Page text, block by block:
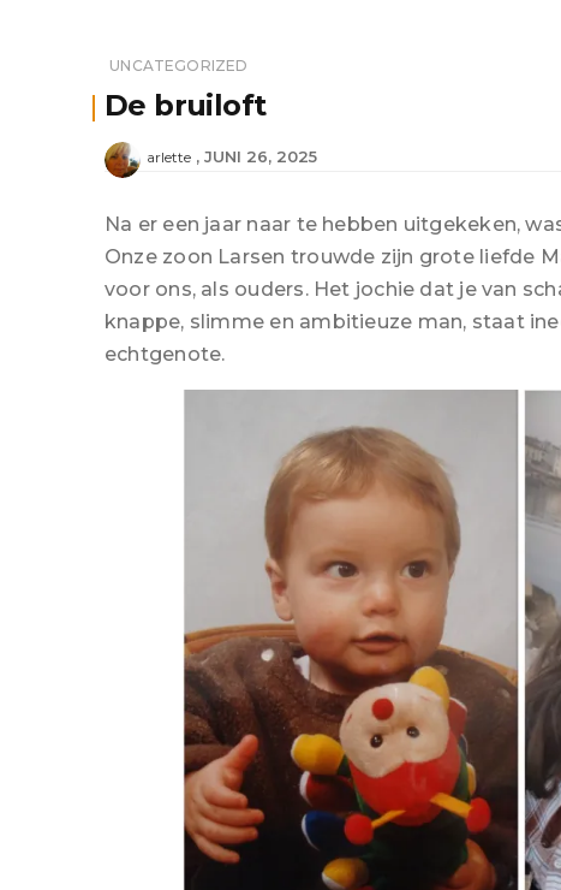
UNCATEGORIZED
De bruiloft
arlette JUNI 26, 2025
Na er een jaar naar te hebben uitgekeken,
Onze zoon Larsen trouwde zijn grote liefde
voor ons, als ouders. Het jochie dat je van
knappe, slimme en ambitieuze man, staat
echtgenote.